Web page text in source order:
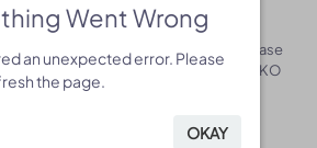
obtained using this animal model, please
follows: The animal model [B-Vipr1 KO
purchased from Biocytogen.
Went Wrong
an unexpected error. Please
the page.
OKAY
Went Wrong
an unexpected error. Please
the page.
OKAY